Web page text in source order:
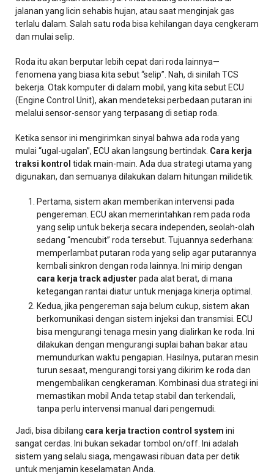
jalanan yang licin sehabis hujan, atau saat menginjak gas
terlalu dalam. Salah satu roda bisa kehilangan daya cengkeram
dan mulai selip.
Roda itu akan berputar lebih cepat dari roda lainnya—
fenomena yang biasa kita sebut “selip”. Nah, di sinilah TCS
bekerja. Otak komputer di dalam mobil, yang kita sebut ECU
(Engine Control Unit), akan mendeteksi perbedaan putaran ini
melalui sensor-sensor yang terpasang di setiap roda.
Ketika sensor ini mengirimkan sinyal bahwa ada roda yang
mulai “ugal-ugalan”, ECU akan langsung bertindak. Cara kerja
traksi kontrol tidak main-main. Ada dua strategi utama yang
digunakan, dan semuanya dilakukan dalam hitungan milidetik.
Pertama, sistem akan memberikan intervensi pada
pengereman. ECU akan memerintahkan rem pada roda
yang selip untuk bekerja secara independen, seolah-olah
sedang “mencubit” roda tersebut. Tujuannya sederhana:
memperlambat putaran roda yang selip agar putarannya
kembali sinkron dengan roda lainnya. Ini mirip dengan
cara kerja track adjuster pada alat berat, di mana
ketegangan rantai diatur untuk menjaga kinerja optimal.
Kedua, jika pengereman saja belum cukup, sistem akan
berkomunikasi dengan sistem injeksi dan transmisi. ECU
bisa mengurangi tenaga mesin yang dialirkan ke roda. Ini
dilakukan dengan mengurangi suplai bahan bakar atau
memundurkan waktu pengapian. Hasilnya, putaran mesin
turun sesaat, mengurangi torsi yang dikirim ke roda dan
mengembalikan cengkeraman. Kombinasi dua strategi ini
memastikan mobil Anda tetap stabil dan terkendali,
tanpa perlu intervensi manual dari pengemudi.
Jadi, bisa dibilang cara kerja traction control system ini
sangat cerdas. Ini bukan sekadar tombol on/off. Ini adalah
sistem yang selalu siaga, mengawasi ribuan data per detik
untuk menjamin keselamatan Anda.